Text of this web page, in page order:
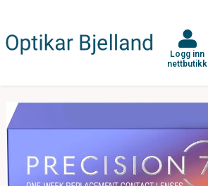
Logg inn
nettbutikk